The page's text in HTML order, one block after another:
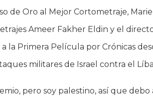
de Oro al Mejor Cortometraje,
Ameer Fakher Eldin y el
la Primera Película por Crónicas
militares de Israel contra el
pero soy palestino, así que